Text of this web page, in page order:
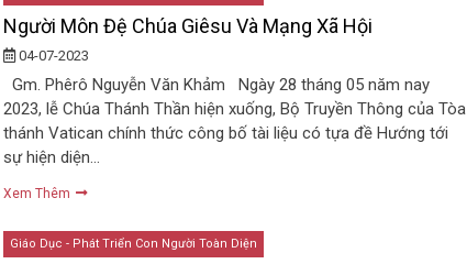
Người Môn Đệ Chúa Giêsu Và Mạng Xã Hội
04-07-2023
Gm. Phêrô Nguyễn Văn Khảm Ngày 28 tháng 05 năm nay
2023, lễ Chúa Thánh Thần hiện xuống, Bộ Truyền Thông của Tòa
thánh Vatican chính thức công bố tài liệu có tựa đề Hướng tới
sự hiện diện…
Xem Thêm
Giáo Dục - Phát Triển Con Người Toàn Diện